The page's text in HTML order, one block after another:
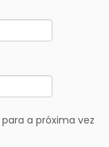
a próxima vez